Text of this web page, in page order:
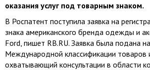
оказания услуг под товарным знаком.
В Роспатент поступила заявка на
знака американского бренда одежды и
Ford, пишет RB.RU. Заявка была подана
Международной классификации товаров
охватывающий консультации в области